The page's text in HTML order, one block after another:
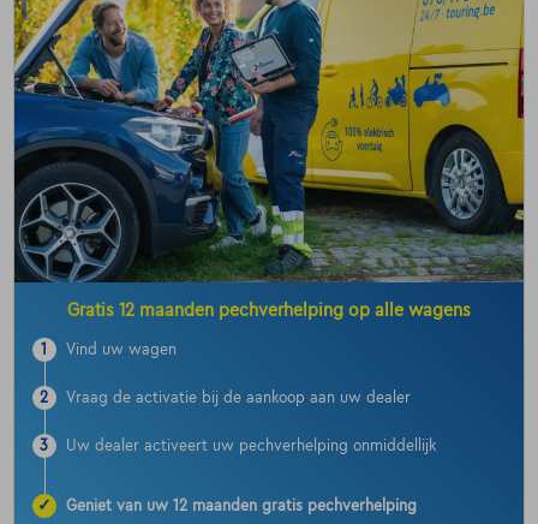
Gratis 12 maanden pechverhelping op alle wagens
1 Vind uw wagen
2 Vraag de activatie bij de aankoop aan uw dealer
3 Uw dealer activeert uw pechverhelping onmiddellijk
✓
Geniet van uw 12 maanden gratis pechverhelping